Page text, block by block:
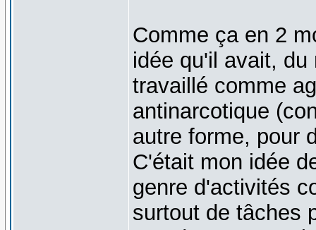
Comme ça en 2
idée qu'il avait,
travaillé comme
antinarcotique
autre forme, pour
C'était mon idée
genre d'activités
surtout de tâches